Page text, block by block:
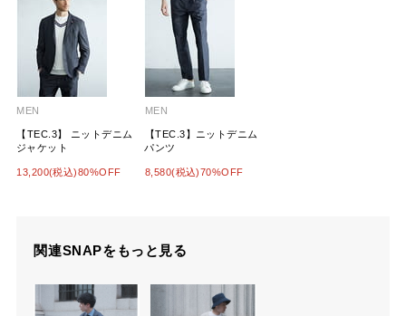
MEN
【TEC.3】 ニットデニム
ジャケット
13,200(税込)80%OFF
MEN
【TEC.3】ニットデニム
パンツ
8,580(税込)70%OFF
関連SNAPをもっと見る